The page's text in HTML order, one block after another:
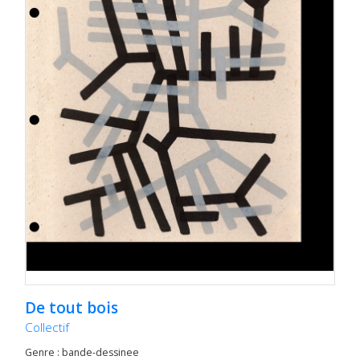
De tout bois
Collectif
Genre : bande-dessinee